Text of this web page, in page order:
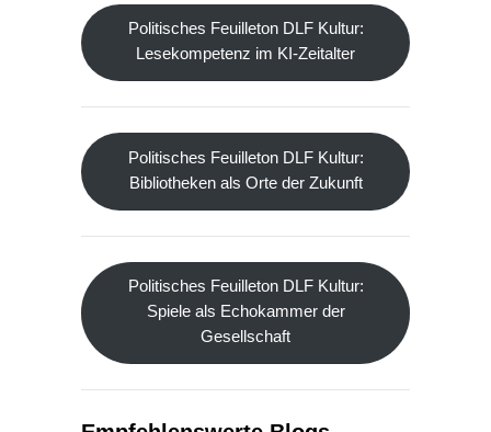
Booktok und Co. als Chance fürs
Lesen
Lesekompetenz im KI-Zeitalter
Politisches Feuilleton DLF Kultur:
Bibliotheken als Orte der Zukunft
Spiele als Echokammer der